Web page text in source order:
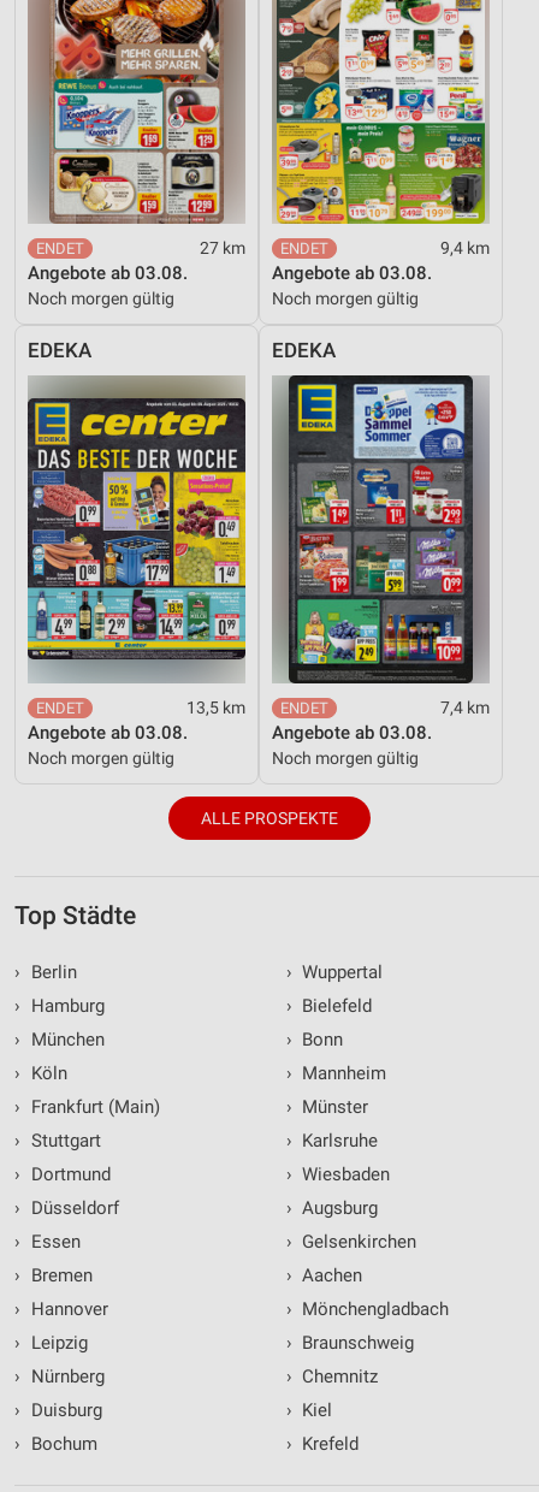
27 km
Angebote ab 03.08.
Noch morgen gültig
9,4 km
Angebote ab 03.08.
Noch morgen gültig
EDEKA
13,5 km
Angebote ab 03.08.
Noch morgen gültig
EDEKA
7,4 km
Angebote ab 03.08.
Noch morgen gültig
ALLE PROSPEKTE
Top Städte
›
Berlin
›
Hamburg
›
München
›
Köln
›
Frankfurt (Main)
› Stuttgart
›
Dortmund
›
Düsseldorf
›
Essen
›
Bremen
›
Hannover
›
Leipzig
›
Nürnberg
›
Duisburg
›
Bochum
› Wuppertal
› Bielefeld
› Bonn
› Mannheim
› Münster
› Karlsruhe
› Wiesbaden
› Augsburg
› Gelsenkirchen
› Aachen
› Mönchengladbach
› Braunschweig
› Chemnitz
› Kiel
› Krefeld